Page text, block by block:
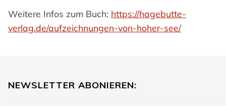
Weitere Infos zum Buch: https://hagebutte-
verlag.de/aufzeichnungen-von-hoher-see/
NEWSLETTER ABONIEREN: